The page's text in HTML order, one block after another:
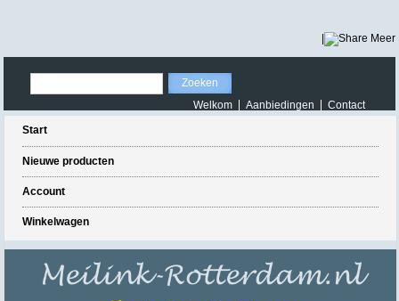
Meer
Welkom Aanbiedingen
Contact
Start
Nieuwe producten
Account
Winkelwagen